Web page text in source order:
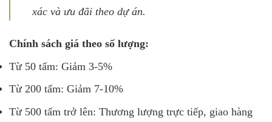
xác và ưu đãi theo dự án.
Chính sách giá theo số lượng:
Từ 50 tấm: Giảm 3-5%
Từ 200 tấm: Giảm 7-10%
Từ 500 tấm trở lên: Thương lượng trực tiếp, giao hàng